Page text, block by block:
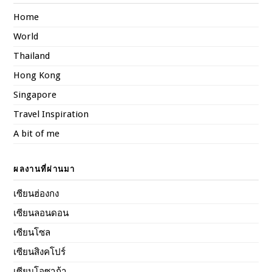
Home
World
Thailand
Hong Kong
Singapore
Travel Inspiration
A bit of me
ผลงานที่ผ่านมา
เซียนฮ่องกง
เซียนลอนดอน
เซียนโซล
เซียนสิงคโปร์